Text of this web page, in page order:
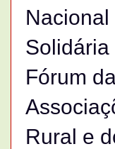
Solidária
Fórum
Rural e